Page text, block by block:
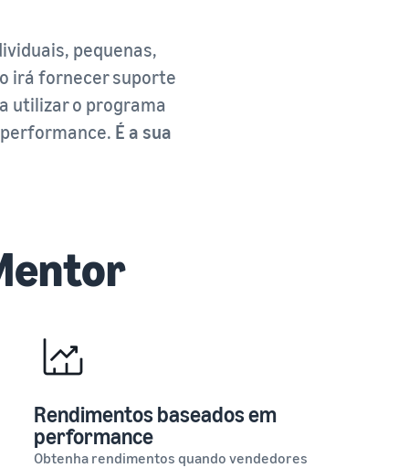
pequenas,
irá fornecer suporte
utilizar o programa
É a sua
Rendimentos baseados em
performance
Obtenha rendimentos quando vendedores